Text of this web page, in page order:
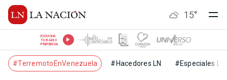
15°
ESCUCHÁ
TU RADIO
PREFERIDA
#TerremotoEnVenezuela #Hacedores LN #Especiales LN